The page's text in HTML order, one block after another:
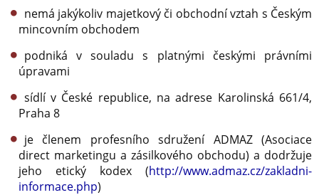
nemá jakýkoliv majetkový či obchodní vztah s Českým
mincovním obchodem
podniká v souladu s platnými českými právními
úpravami
sídlí v České republice, na adrese Karolinská 661/4,
Praha 8
je členem profesního sdružení ADMAZ (Asociace
direct marketingu a zásilkového obchodu) a dodržuje
jeho etický kodex (http://www.admaz.cz/zakladni-
informace.php)